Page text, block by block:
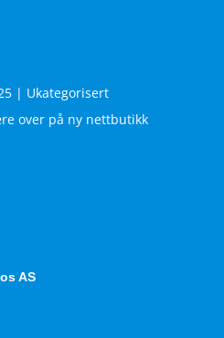
| Ukategorisert
over på ny nettbutikk
AS